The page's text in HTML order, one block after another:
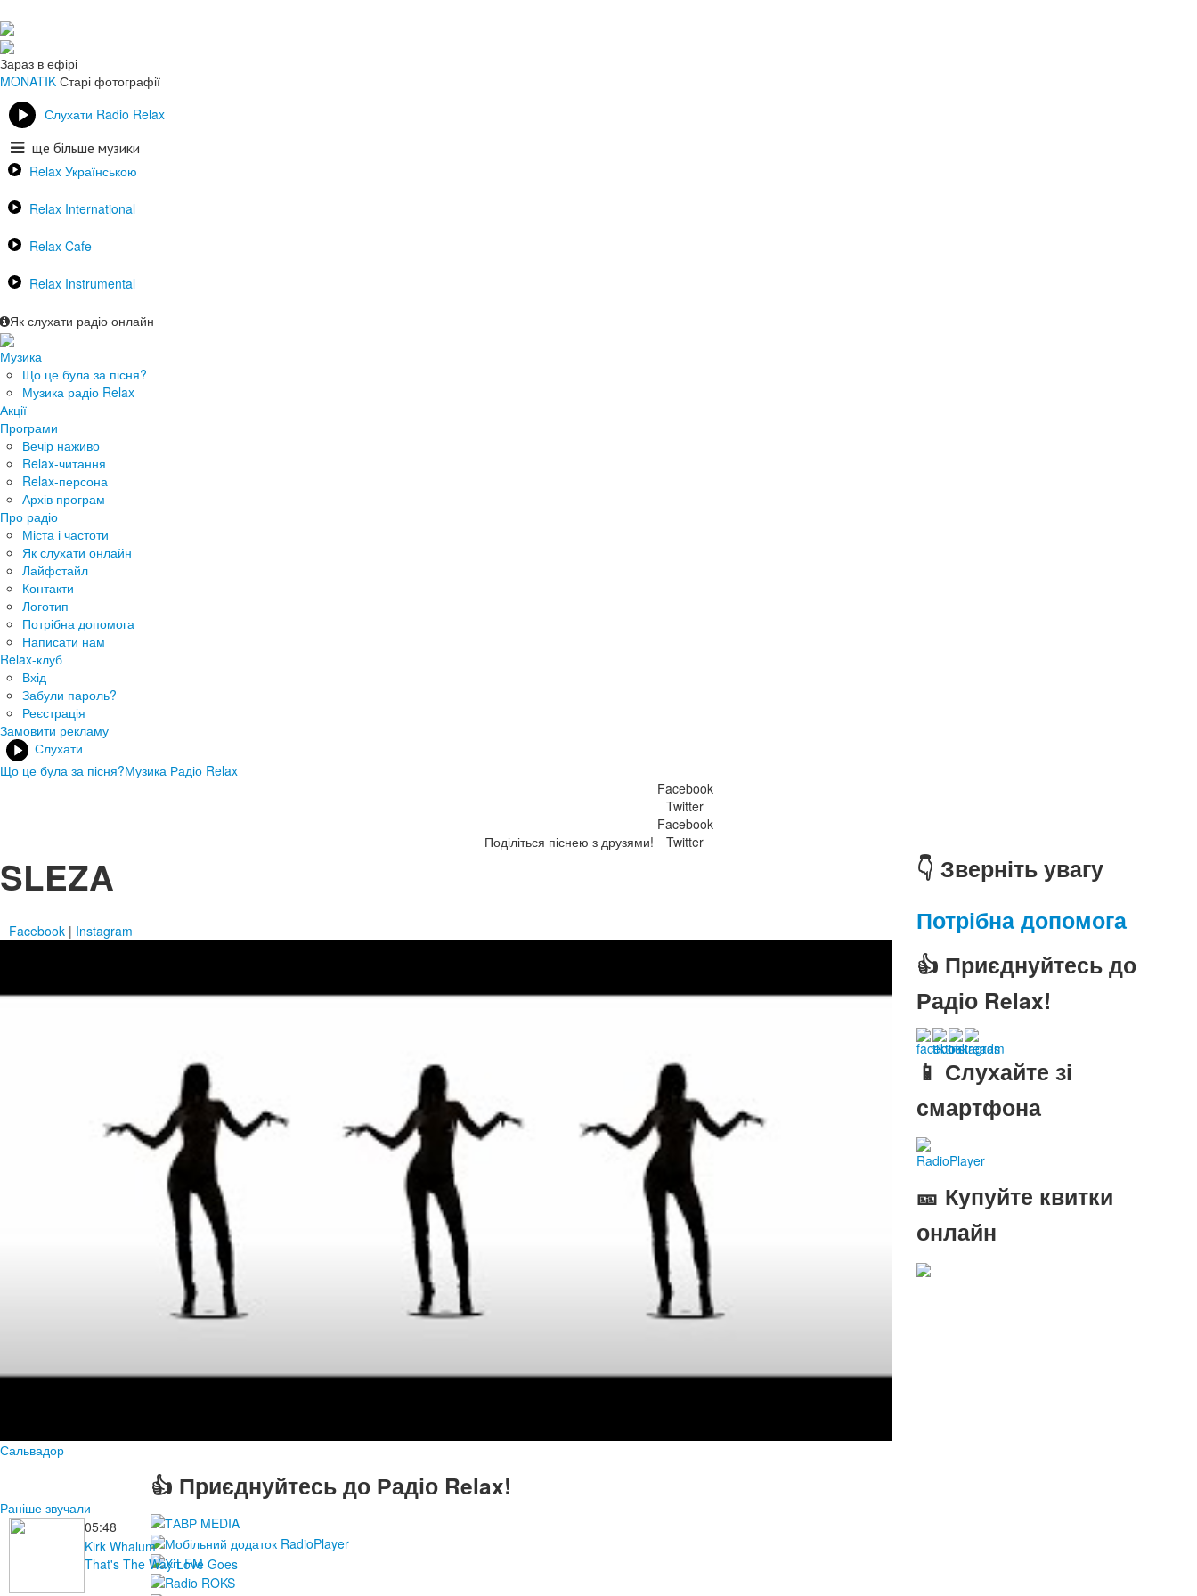
Зараз в ефірі
MONATIK Старі фотографії
Раніше звучали
05:48
Kirk Whalum
That's The Way Love Goes
Слухати Radio Relax
ще більше музики
Relax Українською
Relax International
Relax Cafe
Relax Instrumental
Як слухати радіо онлайн
Музика
Що це була за пісня?
Музика радіо Relax
Акції
Програми
Вечір наживо
Relax-читання
Relax-персона
Архів програм
Про радіо
Міста і частоти
Як слухати онлайн
Лайфстайл
Контакти
Логотип
Потрібна допомога
Написати нам
Relax-клуб
Вхід
Забули пароль?
Реєстрація
Замовити рекламу
Слухати
Що це була за пісня?Музика Радіо Relax
Поділіться піснею з друзями!
Facebook
Twitter
Facebook
Twitter
SLEZA
Facebook | Instagram
Сальвадор
👇 Зверніть увагу
Потрібна допомога
👍 Приєднуйтесь до
Радіо Relax!
📱 Слухайте зі
смартфона
RadioPlayer
🎫 Купуйте квитки
онлайн
👍 Приєднуйтесь до Радіо Relax!